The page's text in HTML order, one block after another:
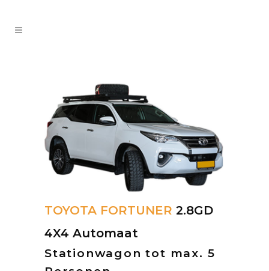
TOYOTA FORTUNER 2.8GD
4X4 Automaat
Stationwagon tot max. 5